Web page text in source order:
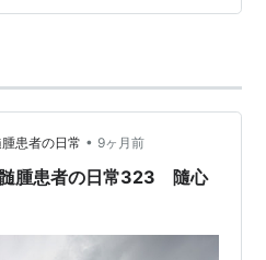
深草少将が後を追うように
育てていた芍薬が少なくな
、百株になったなら契りを
患者の日常 • 9ヶ月前
腫患者の日常323 隨心